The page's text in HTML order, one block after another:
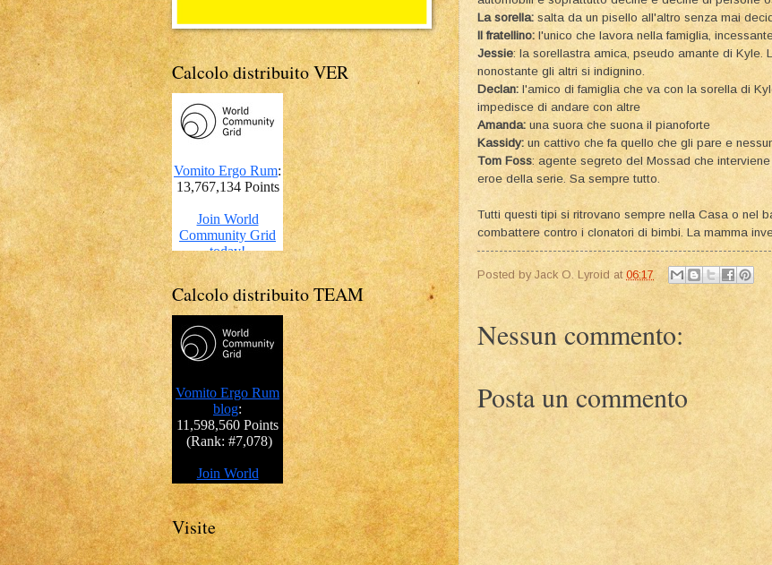
La sorella: salta da un pisello all'altro senza mai
Il fratellino: l'unico che lavora nella famiglia,
Jessie: la sorellastra amica, pseudo amante di Kyle.
nonostante gli altri si indignino.
Declan: l'amico di famiglia che va con la sorella di
impedisce di andare con altre
Amanda: una suora che suona il pianoforte
Kassidy: un cattivo che fa quello che gli pare e
Tom Foss: agente segreto del Mossad che
eroe della serie. Sa sempre tutto.
Tutti questi tipi si ritrovano sempre nella Casa o nel
combattere contro i clonatori di bimbi. La mamma
Posted byJack O. Lyroid at 06:17
Nessun commento:
Posta un commento
Calcolo distribuito VER
Calcolo distribuito TEAM
Visite